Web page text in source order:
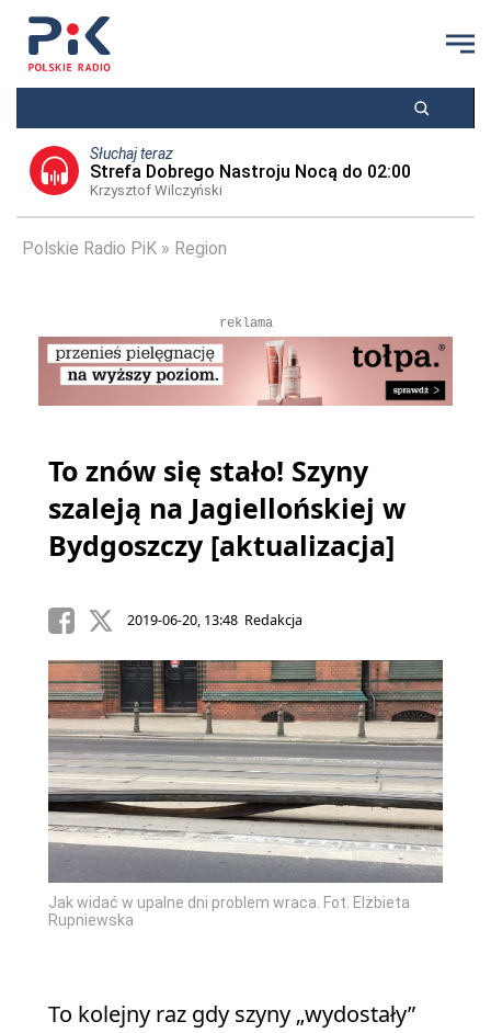
Słuchaj teraz
Strefa Dobrego Nastroju Nocą do 02:00
Krzysztof Wilczyński
Polskie Radio PiK Region
reklama
To znów się stało! Szyny
szaleją na Jagiellońskiej w
Bydgoszczy [aktualizacja]
2019-06-20, 13:48 Redakcja
Jak widać w upalne dni problem wraca. Fot. Elżbieta
Rupniewska
To kolejny raz gdy szyny „wydostały”